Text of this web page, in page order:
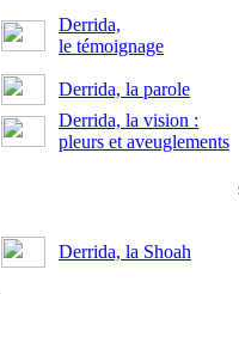
Derrida,
le témoignage
Derrida, la parole
Derrida, la vision :
pleurs et aveuglements
Derrida, la Shoah